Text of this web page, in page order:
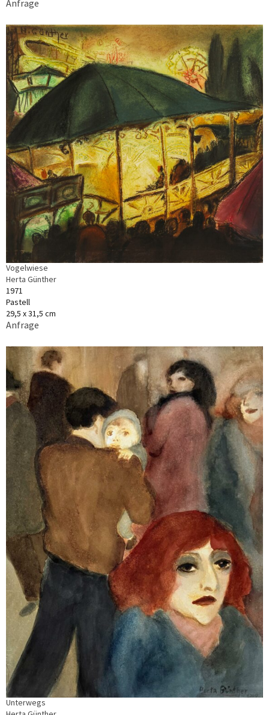
Anfrage
Vogelwiese
Herta Günther
1971
Pastell
29,5 x 31,5 cm
Anfrage
Unterwegs